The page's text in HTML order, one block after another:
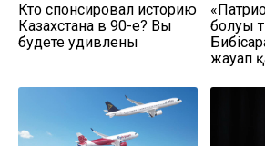
Кто спонсировал историю
Казахстана в 90-е? Вы
будете удивлены
болуы
жауап